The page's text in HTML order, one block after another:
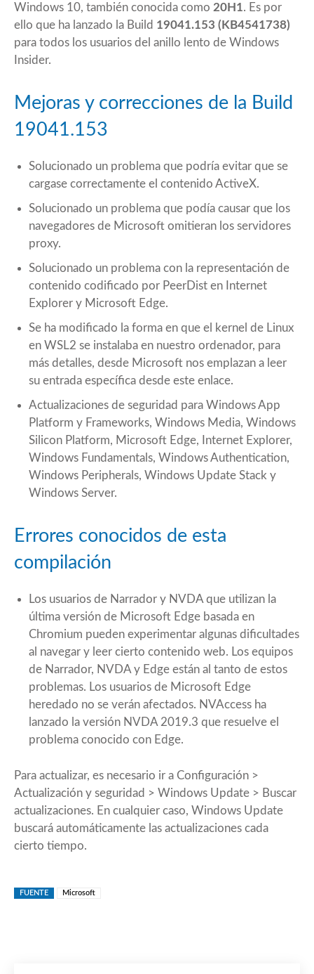
Windows 10, también conocida como 20H1. Es por
ello que ha lanzado la Build 19041.153 (KB4541738)
para todos los usuarios del anillo lento de Windows
Insider.
Mejoras y correcciones de la Build
19041.153
Solucionado un problema que podría evitar que se
cargase correctamente el contenido ActiveX.
Solucionado un problema que podía causar que los
navegadores de Microsoft omitieran los servidores
proxy.
Solucionado un problema con la representación de
contenido codificado por PeerDist en Internet
Explorer y Microsoft Edge.
Se ha modificado la forma en que el kernel de Linux
en WSL2 se instalaba en nuestro ordenador, para
más detalles, desde Microsoft nos emplazan a leer
su entrada específica desde este enlace.
Actualizaciones de seguridad para Windows App
Platform y Frameworks, Windows Media, Windows
Silicon Platform, Microsoft Edge, Internet Explorer,
Windows Fundamentals, Windows Authentication,
Windows Peripherals, Windows Update Stack y
Windows Server.
Errores conocidos de esta
compilación
Los usuarios de Narrador y NVDA que utilizan la
última versión de Microsoft Edge basada en
Chromium pueden experimentar algunas dificultades
al navegar y leer cierto contenido web. Los equipos
de Narrador, NVDA y Edge están al tanto de estos
problemas. Los usuarios de Microsoft Edge
heredado no se verán afectados. NVAccess ha
lanzado la versión NVDA 2019.3 que resuelve el
problema conocido con Edge.
Para actualizar, es necesario ir a Configuración >
Actualización y seguridad > Windows Update > Buscar
actualizaciones. En cualquier caso, Windows Update
buscará automáticamente las actualizaciones cada
cierto tiempo.
FUENTE Microsoft